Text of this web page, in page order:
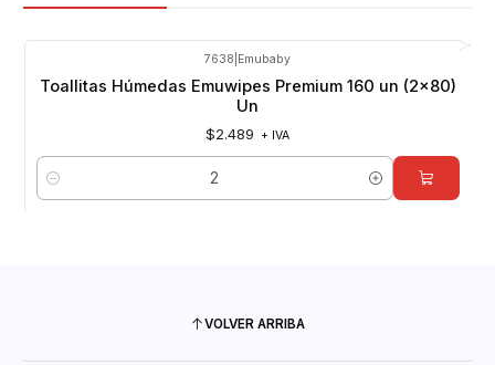
7638 Emubaby
Toallitas Húmedas Emuwipes Premium 160 un (2x80)
Un
$2.489 + IVA
Cantidad
VOLVER ARRIBA